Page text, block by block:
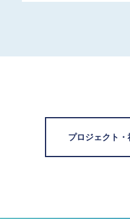
プロジェクト